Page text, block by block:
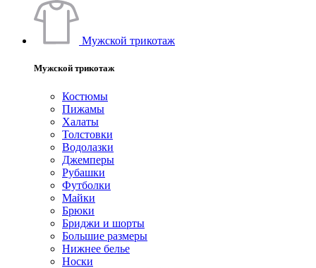
Мужской трикотаж
Мужской трикотаж
Костюмы
Пижамы
Халаты
Толстовки
Водолазки
Джемперы
Рубашки
Футболки
Майки
Брюки
Бриджи и шорты
Большие размеры
Нижнее белье
Носки